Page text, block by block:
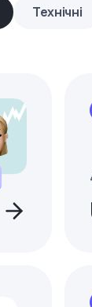
Технічні